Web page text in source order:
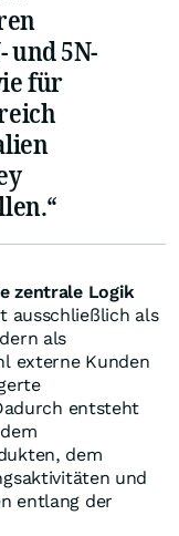
und 5N-
für
zentrale Logik
ausschließlich als
als
externe Kunden
entsteht
dem
und
entlang der